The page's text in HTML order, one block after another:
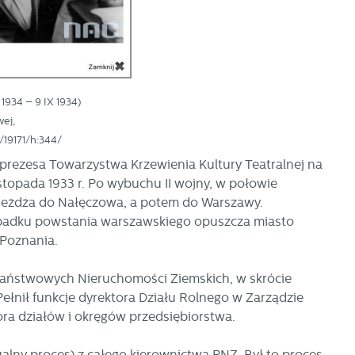
– 9 IX 1934)
h:344/
Towarzystwa Krzewienia Kultury Teatralnej na
1933 r. Po wybuchu II wojny, w połowie
do Nałęczowa, a potem do Warszawy.
powstania warszawskiego opuszcza miasto
Nieruchomości Ziemskich, w skrócie
funkcje dyrektora Działu Rolnego w Zarządzie
działów i okręgów przedsiębiorstwa.